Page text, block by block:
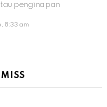
penginapan
8:33 am